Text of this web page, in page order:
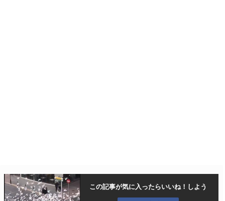
この記事が気に入ったらいいね！しよう